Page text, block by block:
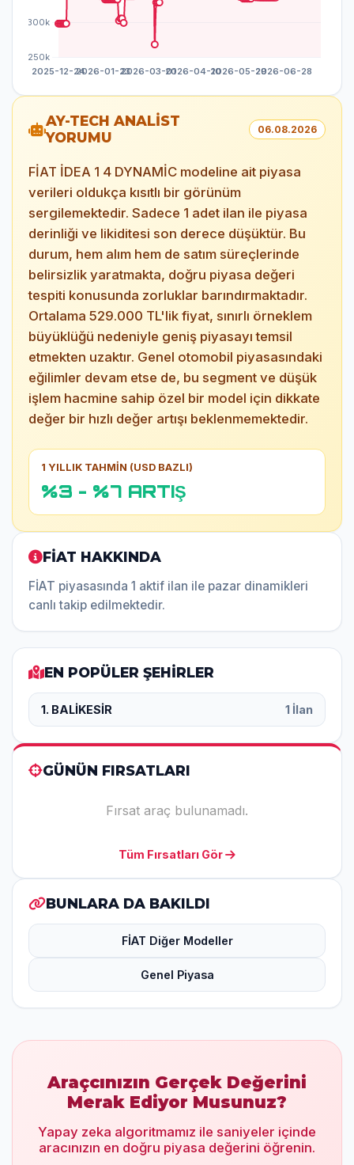
AY-TECH ANALİST
YORUMU
06.08.2026
FİAT İDEA 1 4 DYNAMİC modeline ait piyasa
verileri oldukça kısıtlı bir görünüm
sergilemektedir. Sadece 1 adet ilan ile piyasa
derinliği ve likiditesi son derece düşüktür. Bu
durum, hem alım hem de satım süreçlerinde
belirsizlik yaratmakta, doğru piyasa değeri
tespiti konusunda zorluklar barındırmaktadır.
Ortalama 529.000 TL'lik fiyat, sınırlı örneklem
büyüklüğü nedeniyle geniş piyasayı temsil
etmekten uzaktır. Genel otomobil piyasasındaki
eğilimler devam etse de, bu segment ve düşük
işlem hacmine sahip özel bir model için dikkate
değer bir hızlı değer artışı beklenmemektedir.
1 YILLIK TAHMİN (USD BAZLI)
%3 - %7 ARTIŞ
FİAT HAKKINDA
FİAT piyasasında 1 aktif ilan ile pazar dinamikleri
canlı takip edilmektedir.
EN POPÜLER ŞEHİRLER
1. BALİKESİR 1 İlan
GÜNÜN FIRSATLARI
Fırsat araç bulunamadı.
Tüm Fırsatları Gör
BUNLARA DA BAKILDI
FİAT Diğer Modeller
Genel Piyasa
Araçcınızın Gerçek Değerini
Merak Ediyor Musunuz?
Yapay zeka algoritmamız ile saniyeler içinde
aracınızın en doğru piyasa değerini öğrenin.